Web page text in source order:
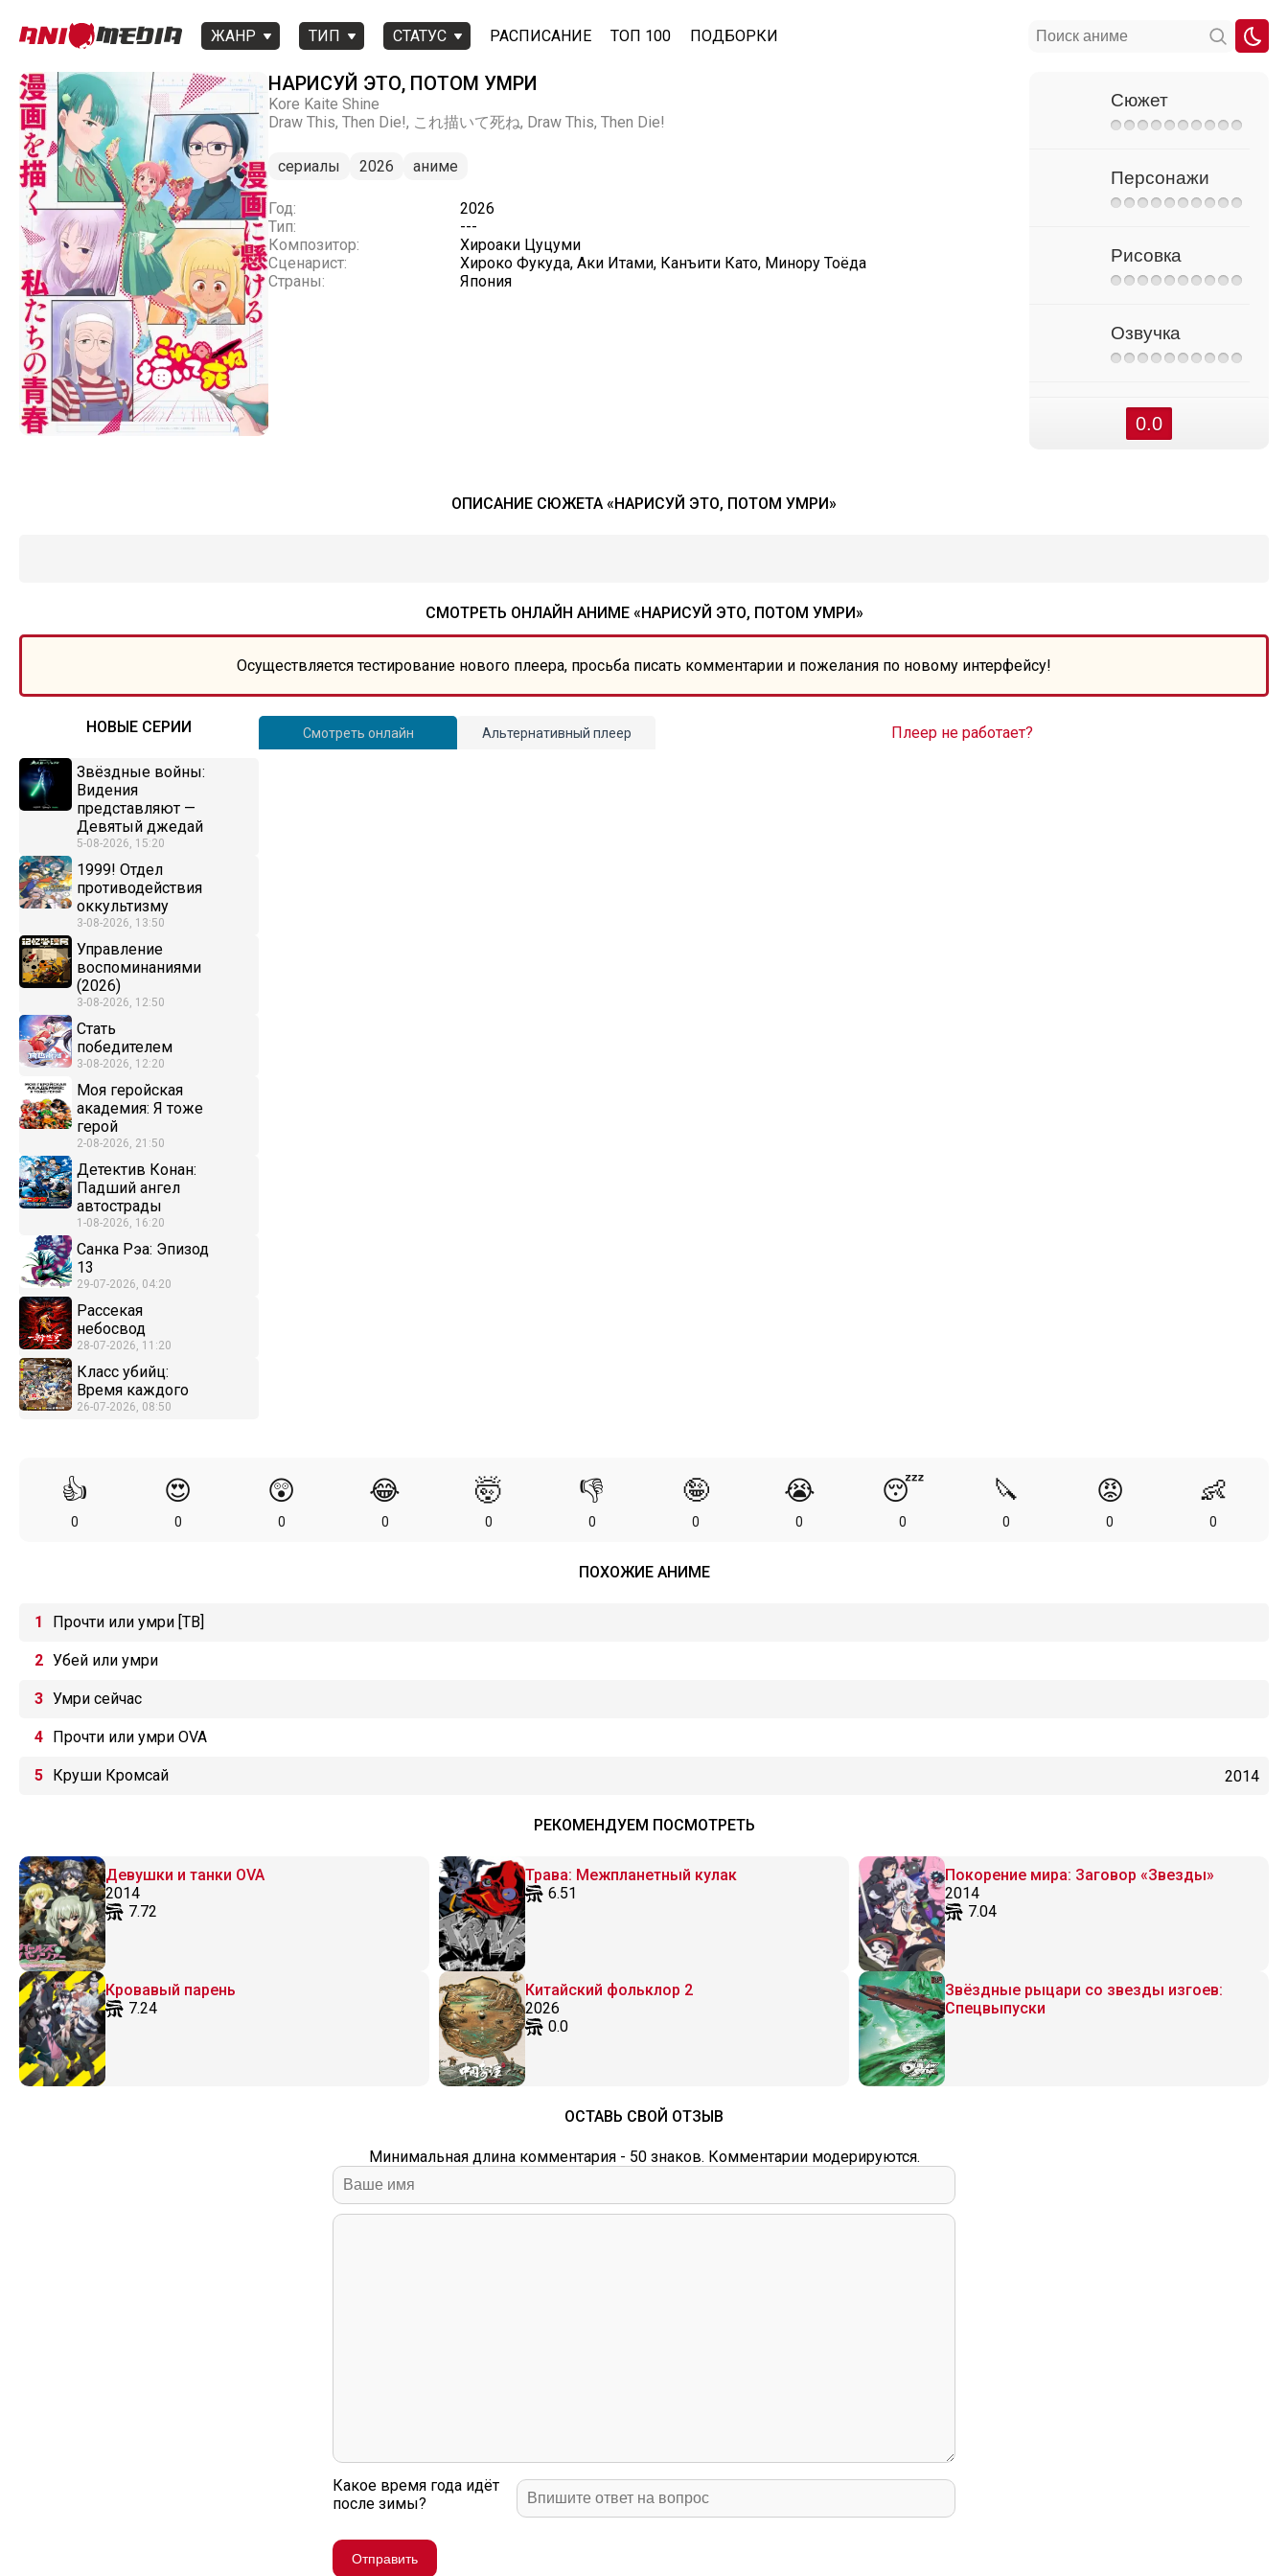
ЖАНР ТИП СТАТУС РАСПИСАНИЕ ТОП 100 ПОДБОРКИ
НАРИСУЙ ЭТО, ПОТОМ УМРИ
Kore Kaite Shine
Draw This, Then Die!, これ描いて死ね, Draw This, Then Die!
сериалы 2026 аниме
Год:
2026
Тип:
---
Композитор:
Хироаки Цуцуми
Сценарист:
Хироко Фукуда, Аки Итами, Канъити Като, Минору Тоёда
Страны:
Япония
Сюжет
Персонажи
Рисовка
Озвучка
0.0
ОПИСАНИЕ СЮЖЕТА «НАРИСУЙ ЭТО, ПОТОМ УМРИ»
СМОТРЕТЬ ОНЛАЙН АНИМЕ «НАРИСУЙ ЭТО, ПОТОМ УМРИ»
Осуществляется тестирование нового плеера, просьба писать комментарии и пожелания по новому интерфейсу!
НОВЫЕ СЕРИИ
Звёздные войны:
Видения
представляют —
Девятый джедай
5-08-2026, 15:20
1999! Отдел
противодействия
оккультизму
3-08-2026, 13:50
Управление
воспоминаниями
(2026)
3-08-2026, 12:50
Стать
победителем
3-08-2026, 12:20
Моя геройская
академия: Я тоже
герой
2-08-2026, 21:50
Детектив Конан:
Падший ангел
автострады
1-08-2026, 16:20
Санка Рэа: Эпизод
13
29-07-2026, 04:20
Рассекая
небосвод
28-07-2026, 11:20
Класс убийц:
Время каждого
26-07-2026, 08:50
Смотреть онлайн Альтернативный плеер Плеер не работает?
👍
0
😍
0
😲
0
😂
0
🤯
0
👎
0
🤪
0
😭
0
😴
0
🔪
0
😡
0
👶
0
ПОХОЖИЕ АНИМЕ
Прочти или умри [ТВ]
Убей или умри
Умри сейчас
Прочти или умри OVA
Круши Кромсай 2014
РЕКОМЕНДУЕМ ПОСМОТРЕТЬ
Девушки и танки OVA
2014
7.72
Трава: Межпланетный кулак
6.51
Покорение мира: Заговор «Звезды»
2014
7.04
Кровавый парень
7.24
Китайский фольклор 2
2026
0.0
Звёздные рыцари со звезды изгоев:
Спецвыпуски
ОСТАВЬ СВОЙ ОТЗЫВ
Минимальная длина комментария - 50 знаков. Комментарии модерируются.
Какое время года идёт
после зимы?
Отправить